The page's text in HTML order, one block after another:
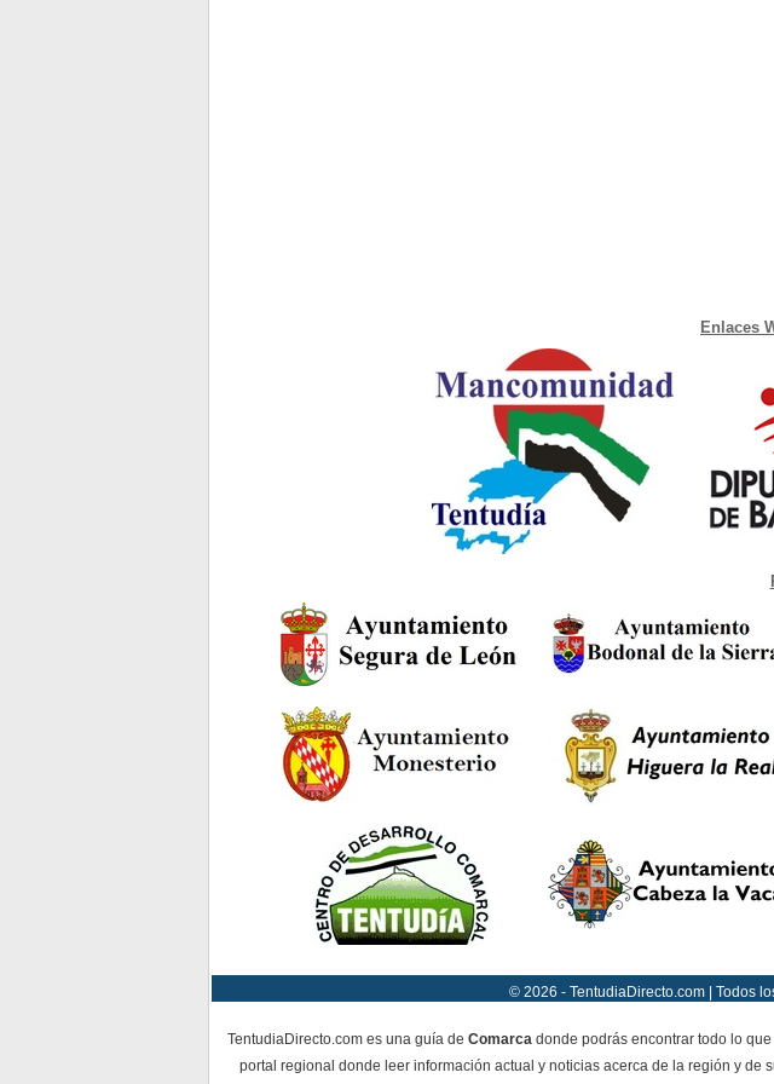
Enlaces
© 2026 - TentudiaDirecto.com | Todos
TentudiaDirecto.com es una guía de Comarca donde podrás encontrar todo lo
portal regional donde leer información actual y noticias acerca de la región y